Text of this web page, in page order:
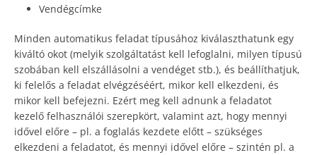
Vendégcímke
Minden automatikus feladat típusához kiválaszthatunk egy
kiváltó okot (melyik szolgáltatást kell lefoglalni, milyen típusú
szobában kell elszállásolni a vendéget stb.), és beállíthatjuk,
ki felelős a feladat elvégzéséért, mikor kell elkezdeni, és
mikor kell befejezni. Ezért meg kell adnunk a feladatot
kezelő felhasználói szerepkört, valamint azt, hogy mennyi
idővel előre – pl. a foglalás kezdete előtt – szükséges
elkezdeni a feladatot, és mennyi idővel előre – szintén pl. a